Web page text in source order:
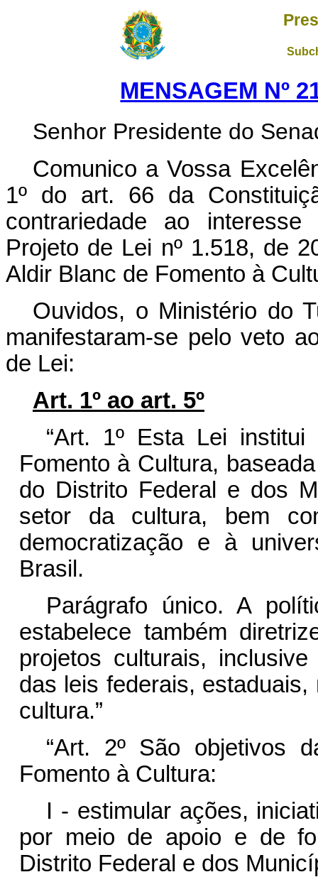
MENSAGEM Nº
Senhor Presidente do
Comunico a Vossa
1º do art. 66 da
contrariedade ao
Projeto de Lei nº 1.518, de
Aldir Blanc de Fomento à
Ouvidos, o Ministério do
manifestaram-se pelo veto
de Lei:
Art. 1º ao art. 5º
“Art. 1º Esta Lei
Fomento à Cultura,
do Distrito Federal e dos
setor da cultura, bem
democratização e à
Brasil.
Parágrafo único. A
estabelece também
projetos culturais,
das leis federais,
cultura.”
“Art. 2º São objetivos
Fomento à Cultura:
I - estimular ações,
por meio de apoio e de
Distrito Federal e dos